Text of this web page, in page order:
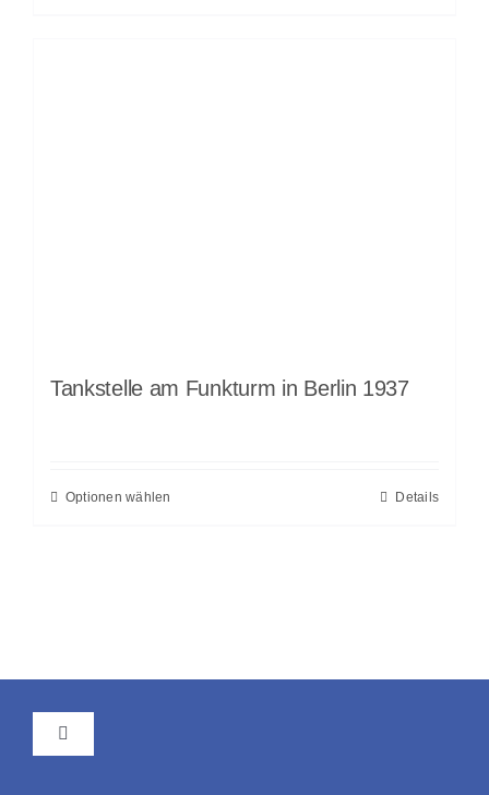
Tankstelle am Funkturm in Berlin 1937
Optionen wählen Details
Toggle
Navigation